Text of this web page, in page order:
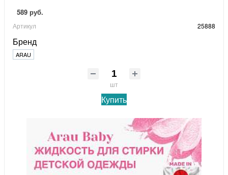
589 руб.
Артикул 25888
Бренд
ARAU
шт
Купить